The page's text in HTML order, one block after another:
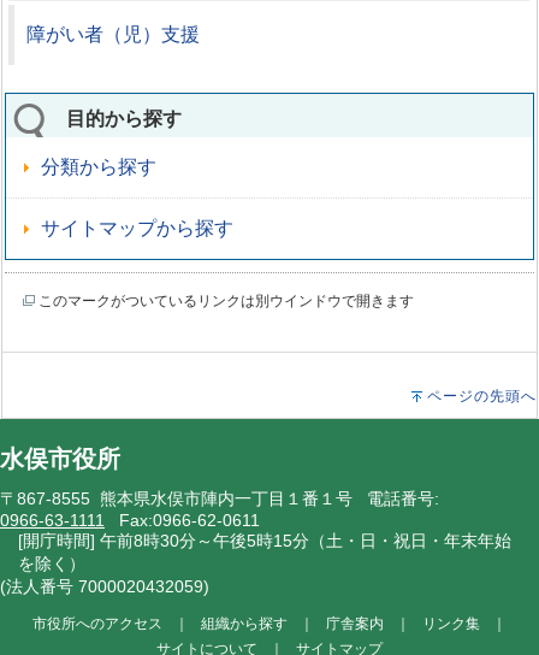
障がい者（児）支援
目的から探す
分類から探す
サイトマップから探す
このマークがついているリンクは別ウインドウで開きます
ページの先頭へ
水俣市役所
〒867-8555 熊本県水俣市陣内一丁目１番１号 電話番号:
0966-63-1111 Fax:0966-62-0611
[開庁時間] 午前8時30分～午後5時15分（土・日・祝日・年末年始
を除く）
(法人番号 7000020432059)
市役所へのアクセス 組織から探す 庁舎案内 リンク集
サイトについて
サイトマップ